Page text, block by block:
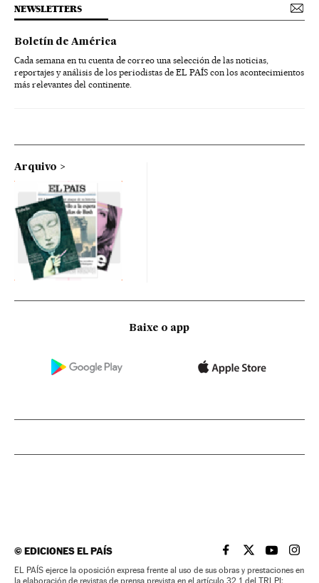
NEWSLETTERS
Boletín de América
Cada semana en tu cuenta de correo una selección de las noticias,
reportajes y análisis de los periodistas de EL PAÍS con los acontecimientos
más relevantes del continente.
Arquivo
Baixe o app
©EDICIONES EL PAÍS EL PAÍS BRASIL EN
EL PAÍSEL PAÍS
EL
EL PAÍS ejerce la oposición expresa frente al uso de sus obras y prestaciones en
la elaboración de revistas de prensa prevista en el artículo 32.1 del TRLPI;